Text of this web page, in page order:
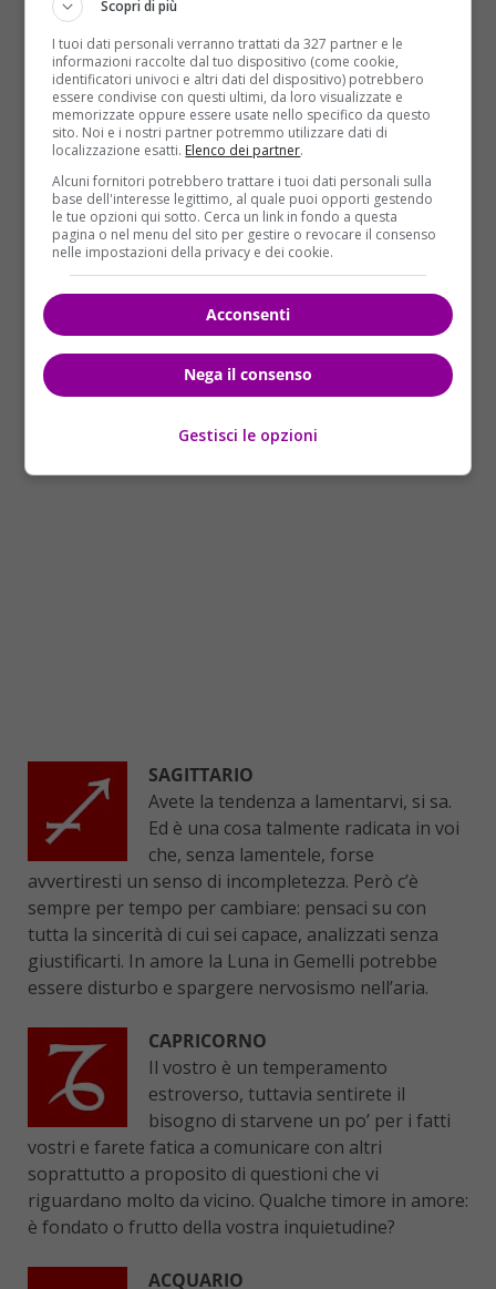
giusta per cimentarvi con nuovi affari.
Alcuni obiettivi sono davvero a
portata di mano, basta guardare dalla parte giusta.
Se siete single e state pensando sempre più spesso
ad una persona che ritenete irraggiungibile,
sappiate che potrebbe non esserlo…
SCORPIONE
Sarà una settimana davvero strana,
questa. Non riuscirete a fare ciò che
avevate in mente, dovrete
fronteggiare alcuni imprevisti, vi ritroverete al
centro di qualche discussione. Per fortuna, con
l’avvicinarsi del week-end tornerà la tranquillità ed
entrerà in scena l’amore…
SAGITTARIO
Avete la tendenza a lamentarvi, si sa.
Ed è una cosa talmente radicata in voi
che, senza lamentele, forse
avvertiresti un senso di incompletezza. Però c’è
sempre per tempo per cambiare: pensaci su con
tutta la sincerità di cui sei capace, analizzati senza
giustificarti. In amore la Luna in Gemelli potrebbe
essere disturbo e spargere nervosismo nell’aria.
CAPRICORNO
Il vostro è un temperamento
estroverso, tuttavia sentirete il
bisogno di starvene un po’ per i fatti
vostri e farete fatica a comunicare con altri
soprattutto a proposito di questioni che vi
riguardano molto da vicino. Qualche timore in amore:
è fondato o frutto della vostra inquietudine?
ACQUARIO
Scopri di più
I tuoi dati personali verranno trattati da 327 partner e le
informazioni raccolte dal tuo dispositivo (come cookie,
identificatori univoci e altri dati del dispositivo) potrebbero
essere condivise con questi ultimi, da loro visualizzate e
memorizzate oppure essere usate nello specifico da questo
sito. Noi e i nostri partner potremmo utilizzare dati di
localizzazione esatti. Elenco dei partner.
Alcuni fornitori potrebbero trattare i tuoi dati personali sulla
base dell'interesse legittimo, al quale puoi opporti gestendo
le tue opzioni qui sotto. Cerca un link in fondo a questa
pagina o nel menu del sito per gestire o revocare il consenso
nelle impostazioni della privacy e dei cookie.
Acconsenti
Nega il consenso
Gestisci le opzioni